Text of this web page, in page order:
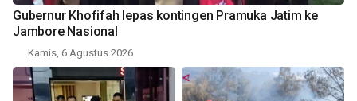
Gubernur Khofifah lepas kontingen Pramuka Jatim ke
Jambore Nasional
Kamis, 6 Agustus 2026